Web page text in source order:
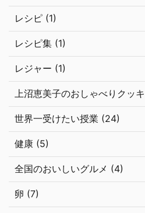
レシピ (1)
レシピ集 (1)
レジャー (1)
上沼恵美子のおしゃべりクッ
世界一受けたい授業 (24)
健康 (5)
全国のおいしいグルメ (4)
卵 (7)